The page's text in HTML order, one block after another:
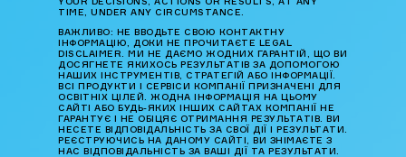
TIME, UNDER ANY CIRCUMSTANCE.
ВАЖЛИВО: НЕ ВВОДЬТЕ СВОЮ КОНТАКТНУ
ІНФОРМАЦІЮ, ДОКИ НЕ ПРОЧИТАЄТЕ LEGAL
DISCLAIMER. МИ НЕ ДАЄМО ЖОДНИХ ГАРАНТІЙ, ЩО ВИ
ДОСЯГНЕТЕ ЯКИХОСЬ РЕЗУЛЬТАТІВ ЗА ДОПОМОГОЮ
НАШИХ ІНСТРУМЕНТІВ, СТРАТЕГІЙ АБО ІНФОРМАЦІЇ.
ВСІ ПРОДУКТИ І СЕРВІСИ КОМПАНІЇ ПРИЗНАЧЕНІ ДЛЯ
ОСВІТНІХ ЦІЛЕЙ. ЖОДНА ІНФОРМАЦІЯ НА ЦЬОМУ
САЙТІ АБО БУДЬ-ЯКИХ ІНШИХ САЙТАХ КОМПАНІЇ НЕ
ГАРАНТУЄ І НЕ ОБІЦЯЄ ОТРИМАННЯ РЕЗУЛЬТАТІВ. ВИ
НЕСЕТЕ ВІДПОВІДАЛЬНІСТЬ ЗА СВОЇ ДІЇ І РЕЗУЛЬТАТИ.
РЕЄСТРУЮЧИСЬ НА ДАНОМУ САЙТІ, ВИ ЗНІМАЄТЕ З
НАС ВІДПОВІДАЛЬНІСТЬ ЗА ВАШІ ДІЇ ТА РЕЗУЛЬТАТИ.